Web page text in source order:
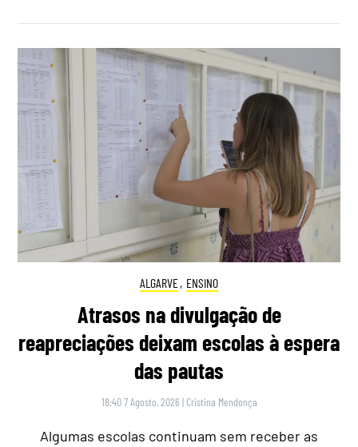
ALGARVE, ENSINO
Atrasos na divulgação de
reapreciações deixam escolas à espera
das pautas
18:40 7 Agosto, 2026 | Cristina Mendonça
Algumas escolas continuam sem receber as